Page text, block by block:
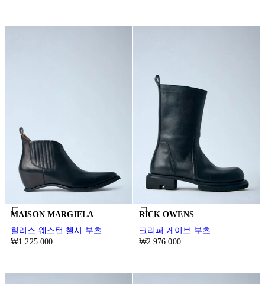
MAISON MARGIELA
힐리스 웨스턴 첼시 부츠
₩1.225.000
RICK OWENS
크리퍼 게이브 부츠
₩2.976.000